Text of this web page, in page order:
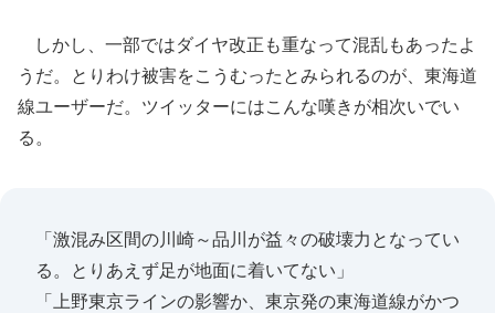
しかし、一部ではダイヤ改正も重なって混乱もあったよ
うだ。とりわけ被害をこうむったとみられるのが、東海道
線ユーザーだ。ツイッターにはこんな嘆きが相次いでい
る。
「激混み区間の川崎～品川が益々の破壊力となってい
る。とりあえず足が地面に着いてない」
「上野東京ラインの影響か、東京発の東海道線がかつ